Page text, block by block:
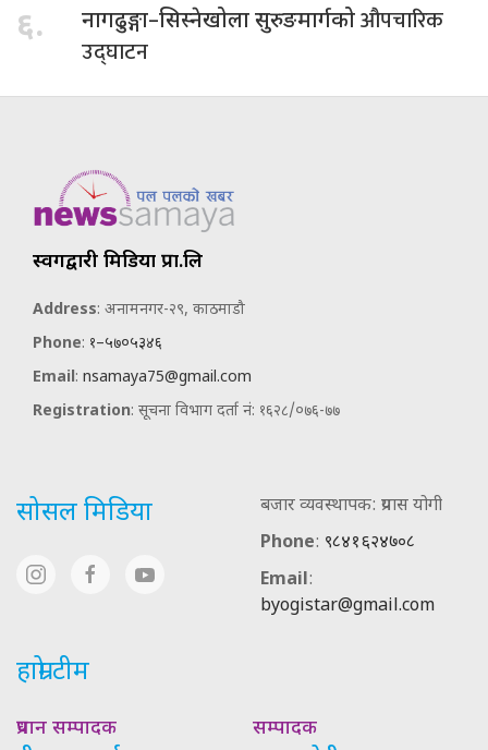
६. नागढुङ्गा–सिस्नेखोला सुरुङमार्गकोऔपचारिक
उद्घाटन
स्वर्गद्वारी मिडिया प्रा.लि
Address: अनामनगर-२९, काठमाडौ
Phone: १–५७०५३४६
Email: nsamaya75@gmail.com
Registration: सूचना विभाग दर्ता नं: १६२८/०७६-७७
सोसल मिडिया
बजार व्यवस्थापक: प्रयास योगी
Phone: ९८४१६२४७०८
Email:
byogistar@gmail.com
हाम्रो टीम
प्रधान सम्पादक
सम्पादक